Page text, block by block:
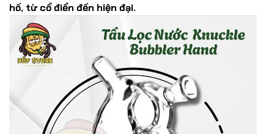
hố, từ cổ điển đến hiện đại.